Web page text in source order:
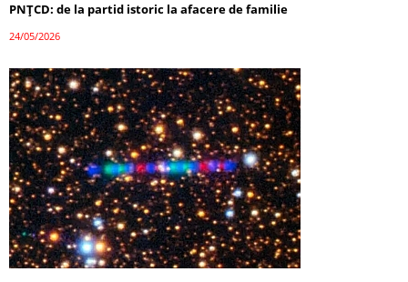
PNȚCD: de la partid istoric la afacere de familie
24/05/2026